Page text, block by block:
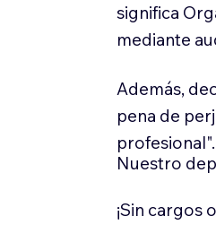
significa
mediante
Además,
pena de
profesional".
Nuestro
¡Sin cargos